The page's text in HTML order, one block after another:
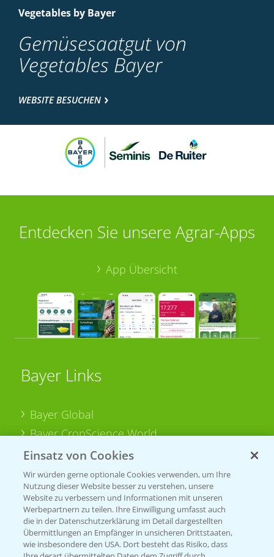
Vegetables by Bayer
Gemüsesaatgut von
Vegetables Bayer
WEBSITE BESUCHEN
Entdecken Sie unsere Agrar-Apps
App Übersicht
Bayer Links
Bayer Global
Bayer CropScience World
Bayer Karriere
Bayer CropScience Austria
Bayer CropScience Schweiz
Presse
Vegetables Deutschland
Einsatz von Cookies
Wir würden gerne optionale Cookies verwenden, um Ihre
Nutzung dieser Website besser zu verstehen, unsere
Website zu verbessern und Informationen mit unseren
Werbepartnern zu teilen. Ihre Einwilligung umfasst auch
die in der Datenschutzerklärung im Detail dargestellten
Übermittlungen an Empfänger in unsicheren Drittstaaten,
wie insbesondere den USA. Dort besteht das Risiko, dass